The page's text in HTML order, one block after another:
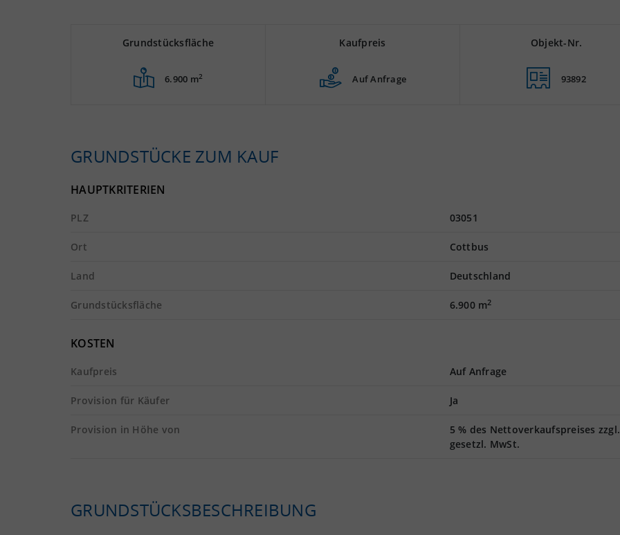
Grundstücksfläche
6.900 m2
Kaufpreis
Auf Anfrage
Objekt-Nr.
93892
GRUNDSTÜCKE ZUM KAUF
HAUPTKRITERIEN
PLZ 03051
Ort Cottbus
Land Deutschland
Grundstücksfläche 6.900 m2
KOSTEN
Kaufpreis Auf Anfrage
Provision für Käufer Ja
Provision in Höhe von
5 % des Nettoverkaufspreises zzgl.
gesetzl. MwSt.
GRUNDSTÜCKS­BESCHREIBUNG